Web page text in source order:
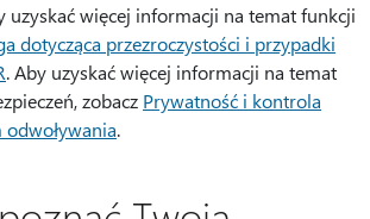
uzyskać więcej informacji na temat funkcji
dotycząca przezroczystości i przypadki
. Aby uzyskać więcej informacji na temat
zobacz Prywatność i kontrola
.